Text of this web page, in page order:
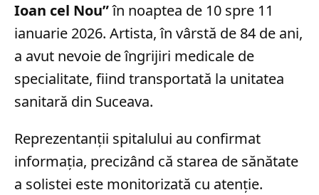
Ioan cel Nou”în noaptea de 10 spre 11
ianuarie 2026. Artista, în vârstă de 84 de ani,
a avut nevoie de îngrijiri medicale de
specialitate, fiind transportată la unitatea
sanitară din Suceava.
Reprezentanții spitalului au confirmat
informația, precizând că starea de sănătate
a solistei este monitorizată cu atenție.